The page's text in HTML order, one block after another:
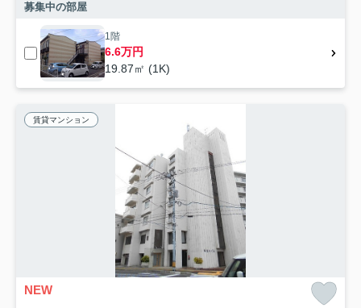
募集中の部屋
1階
6.6万円
19.87㎡ (1K)
賃貸マンション
NEW